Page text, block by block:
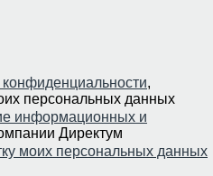
,
персональных данных
информационных и
Директум
моих персональных данных